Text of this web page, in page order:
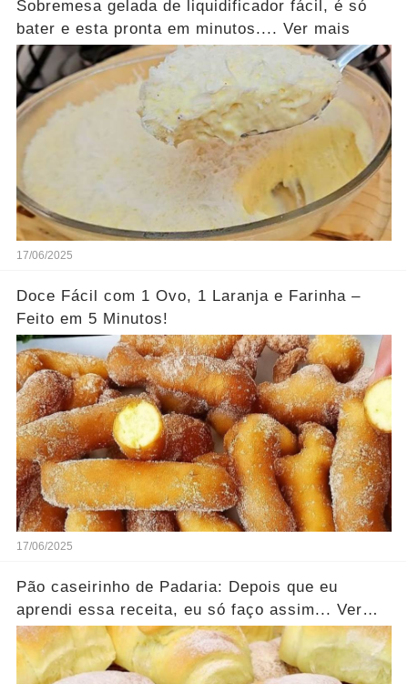
Sobremesa gelada de liquidificador fácil, é só
bater e esta pronta em minutos.... Ver mais
17/06/2025
Doce Fácil com 1 Ovo, 1 Laranja e Farinha –
Feito em 5 Minutos!
17/06/2025
Pão caseirinho de Padaria: Depois que eu
aprendi essa receita, eu só faço assim... Ver
mais